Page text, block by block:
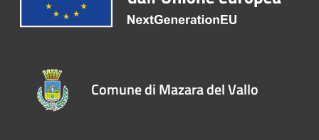
Comune di Mazara del Vallo